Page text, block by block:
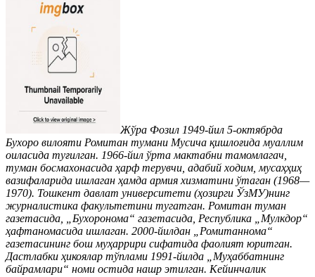
Жўра Фозил 1949-йил 5-октябрда
Бухоро вилояти Ромитан тумани Мусича қишлоғида муаллим
оиласида туғилган. 1966-йил ўрта мактабни тамомлагач,
туман босмахонасида ҳарф терувчи, адабий ходим, мусаҳҳиҳ
вазифаларида ишлаган ҳамда армия хизматини ўтаган (1968—
1970). Тошкент давлат университети (ҳозирги ЎзМУ)нинг
журналистика факультетини тугатган. Ромитан туман
газетасида, „Бухоронома“ газетасида, Республика „Мулкдор“
ҳафтаномасида ишлаган. 2000-йилдан „Ромитаннома“
газетасининг бош муҳаррири сифатида фаолият юритган.
Дастлабки ҳикоялар тўплами 1991-йилда „Муҳаббатнинг
байрамлари“ номи остида нашр этилган. Кейинчалик